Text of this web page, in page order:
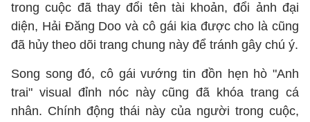
trong cuộc đã thay đổi tên tài khoản, đổi ảnh đại
diện, Hải Đăng Doo và cô gái kia được cho là cũng
đã hủy theo dõi trang chung này để tránh gây chú ý.
Song song đó, cô gái vướng tin đồn hẹn hò "Anh
trai" visual đỉnh nóc này cũng đã khóa trang cá
nhân. Chính động thái này của người trong cuộc,